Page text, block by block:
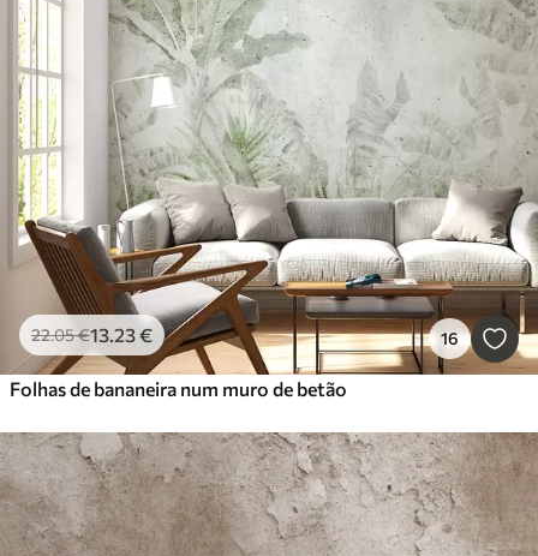
22.05€13.23€ 16
Folhas de bananeira num muro de betão